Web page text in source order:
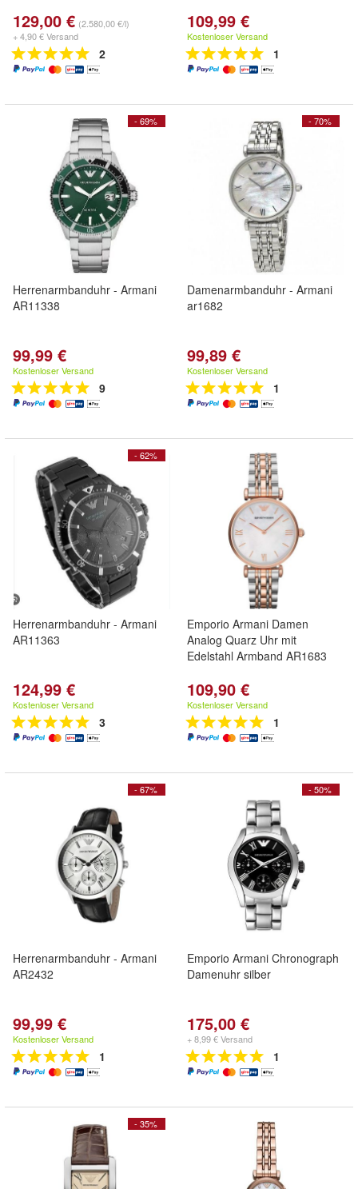
129,00 € (2.580,00 €/l)
+ 4,90 € Versand
2
109,99 €
Kostenloser Versand
1
- 69%
Herrenarmbanduhr - Armani
AR11338
99,99 €
Kostenloser Versand
9
- 70%
Damenarmbanduhr - Armani
ar1682
99,89 €
Kostenloser Versand
1
- 62%
Herrenarmbanduhr - Armani
AR11363
124,99 €
Kostenloser Versand
3
Emporio Armani Damen
Analog Quarz Uhr mit
Edelstahl Armband AR1683
109,90 €
Kostenloser Versand
1
- 67%
Herrenarmbanduhr - Armani
AR2432
99,99 €
Kostenloser Versand
1
- 50%
Emporio Armani Chronograph
Damenuhr silber
175,00 €
+ 8,99 € Versand
1
- 35%